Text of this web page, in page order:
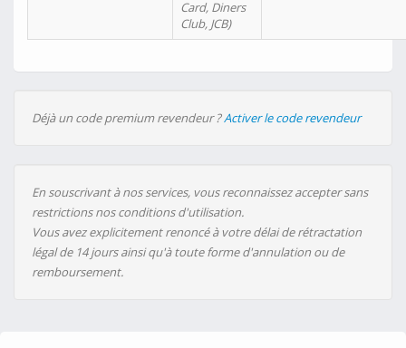
Card, Diners
Club, JCB)
Déjà un code premium revendeur ?Activer le code revendeur
En souscrivant à nos services, vous reconnaissez accepter sans
restrictions nos conditions d'utilisation.
Vous avez explicitement renoncé à votre délai de rétractation
légal de 14 jours ainsi qu'à toute forme d'annulation ou de
remboursement.